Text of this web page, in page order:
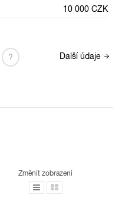
10 000 CZK
? Další údaje
Změnit zobrazení